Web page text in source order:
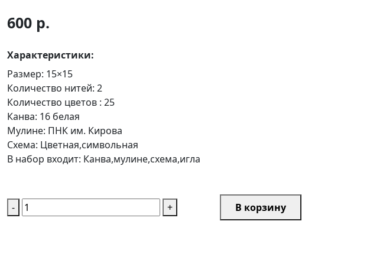
600 р.
Характеристики:
Размер: 15×15
Количество нитей: 2
Количество цветов : 25
Канва: 16 белая
Мулине: ПНК им. Кирова
Схема: Цветная,символьная
В набор входит: Канва,мулине,схема,игла
- + В корзину